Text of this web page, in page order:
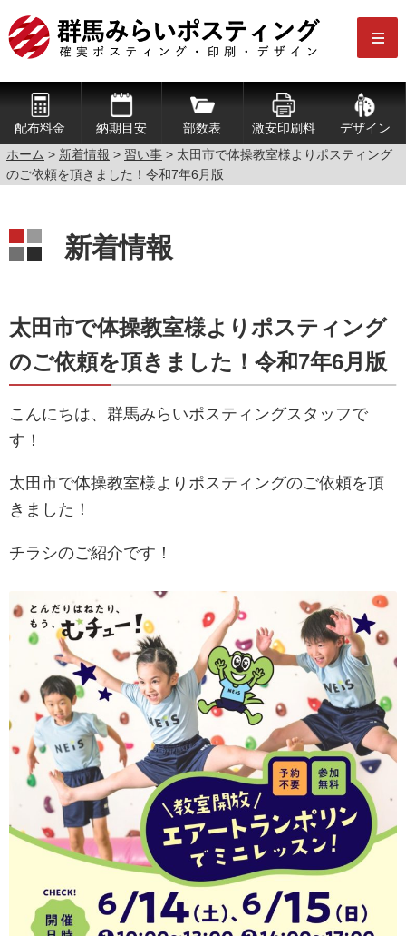
配布料金 納期目安 部数表 激安印刷料
デザイン
ホーム > 新着情報 > 習い事> 太田市で体操教室様よりポスティング
のご依頼を頂きました！令和7年6月版
新着情報
太田市で体操教室様よりポスティング
のご依頼を頂きました！令和7年6月版
こんにちは、群馬みらいポスティングスタッフで
す！
太田市で体操教室様よりポスティングのご依頼を頂
きました！
チラシのご紹介です！